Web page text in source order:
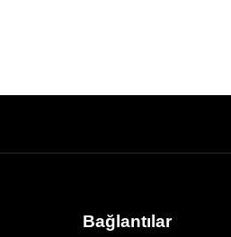
Bağlantılar